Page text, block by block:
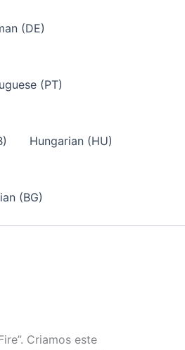
(DE)
(PT)
Hungarian (HU)
(BG)
Criamos este